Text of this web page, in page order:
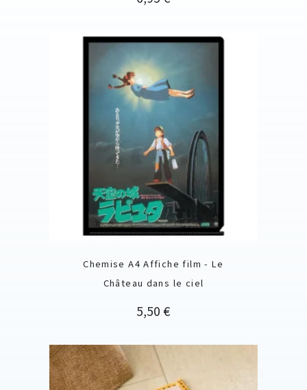
Chemise A4 Affiche film - Le
Château dans le ciel
Prix
5,50 €